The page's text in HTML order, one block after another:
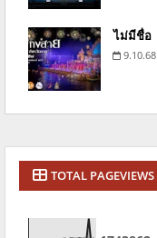
ไม่มีชื่อ
9.10.68
TOTAL PAGEVIEWS